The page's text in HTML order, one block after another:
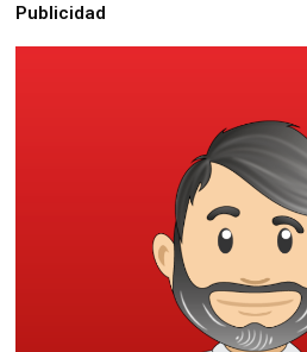
Publicidad